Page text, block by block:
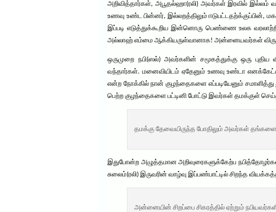
அறிவித்தார்கள், அபூதல்ஹா(ரலி) அவர்கள் இரவில் இல்லம்
உணவு உண்ட பின்னர், இல்லறத்திலும் ஈடுபட்டதற்க்குப்பின்,
இப்படி எடுத்துக்கூறிய இன்னொரு பெண்ணை உலக
அல்லாஹ் எம்மை ஆக்கியருள்வானாக! அன்னையவர்கள்
ஒருமுறை நபி(ஸல்) அவர்களின் சமூகத்துக்கு ஒரு
வந்தார்கள். மனைவியிடம் ஏதேனும் உணவு உண்டா
என்ற நோக்கில் நான் குழந்தைகளை எப்படியேனும் சமாளித்து
பெற்ற குழந்தைகளை பட்டினி போட்டு இவர்கள் தமக்குள்
தமக்கு தேவையிருந்த போதிலும் அவர்கள்
இதுபோன்ற அழுத்தமான அறிவுரைகளுக்கேற்ப
சுலைம்(ரலி) இருவரின் வாழ்வு இப்பண்பாட்டில் சிறந்த
அன்னையின் சிறப்பை சிகரத்தில் ஏற்றும்